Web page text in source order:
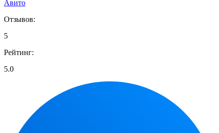
Авито
Отзывов:
5
Рейтинг:
5.0